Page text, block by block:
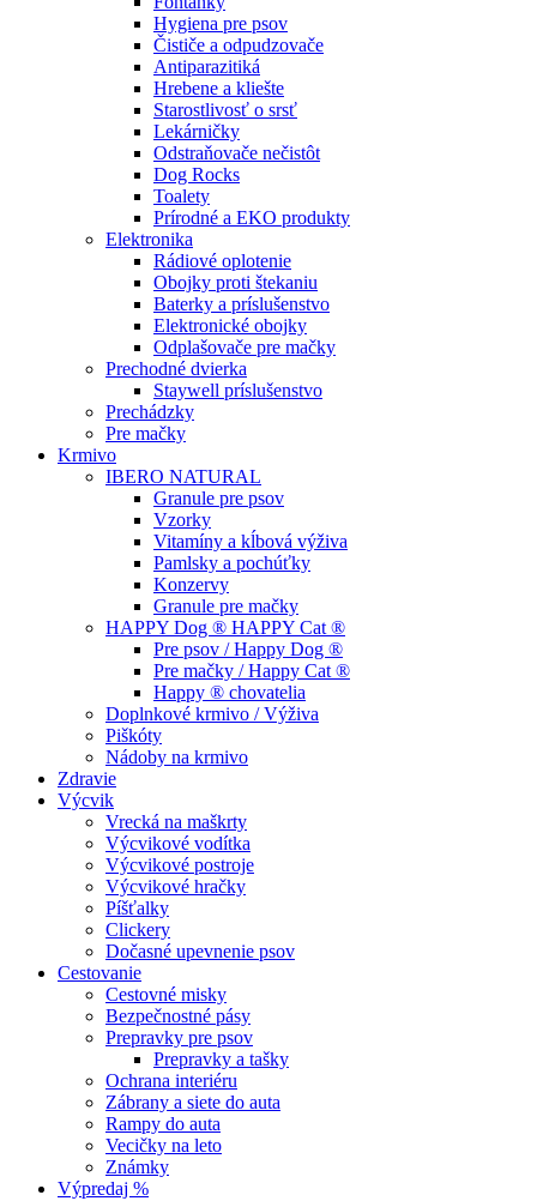
Hygiena pre psov
Čističe a odpudzovače
Antiparazitiká
Hrebene a kliešte
Starostlivosť o srsť
Lekárničky
Odstraňovače nečistôt
Dog Rocks
Toalety
Prírodné a EKO produkty
Elektronika
Rádiové oplotenie
Obojky proti štekaniu
Baterky a príslušenstvo
Elektronické obojky
Odplašovače pre mačky
Prechodné dvierka
Staywell príslušenstvo
Prechádzky
Pre mačky
Krmivo
IBERO NATURAL
Granule pre psov
Vzorky
Vitamíny a kĺbová výživa
Pamlsky a pochúťky
Konzervy
Granule pre mačky
HAPPY Dog ® HAPPY Cat ®
Pre psov / Happy Dog ®
Pre mačky / Happy Cat ®
Happy ® chovatelia
Doplnkové krmivo / Výživa
Piškóty
Nádoby na krmivo
Zdravie
Výcvik
Vrecká na maškrty
Výcvikové vodítka
Výcvikové postroje
Výcvikové hračky
Píšťalky
Clickery
Dočasné upevnenie psov
Cestovanie
Cestovné misky
Bezpečnostné pásy
Prepravky pre psov
Prepravky a tašky
Ochrana interiéru
Zábrany a siete do auta
Rampy do auta
Vecičky na leto
Známky
Výpredaj %